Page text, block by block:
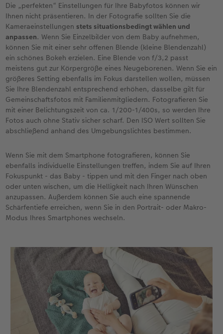
Die „perfekten“ Einstellungen für Ihre Babyfotos können wir
Ihnen nicht präsentieren. In der Fotografie sollten Sie die
Kameraeinstellungen stets situationsbedingt wählen und
anpassen. Wenn Sie Einzelbilder von dem Baby aufnehmen,
können Sie mit einer sehr offenen Blende (kleine Blendenzahl)
ein schönes Bokeh erzielen. Eine Blende von f/3,2 passt
meistens gut zur Körpergröße eines Neugeborenen. Wenn Sie ein
größeres Setting ebenfalls im Fokus darstellen wollen, müssen
Sie Ihre Blendenzahl entsprechend erhöhen, dasselbe gilt für
Gemeinschaftsfotos mit Familienmitgliedern. Fotografieren Sie
mit einer Belichtungszeit von ca. 1/200-1/400s, so werden Ihre
Fotos auch ohne Stativ sicher scharf. Den ISO Wert sollten Sie
abschließend anhand des Umgebungslichtes bestimmen.
Wenn Sie mit dem Smartphone fotografieren, können Sie
ebenfalls individuelle Einstellungen treffen, indem Sie auf Ihren
Fokuspunkt - das Baby - tippen und mit den Finger nach oben
oder unten wischen, um die Helligkeit nach Ihren Wünschen
anzupassen. Außerdem können Sie auch eine spannende
Schärfentiefe erreichen, wenn Sie in den Portrait- oder Makro-
Modus Ihres Smartphones wechseln.